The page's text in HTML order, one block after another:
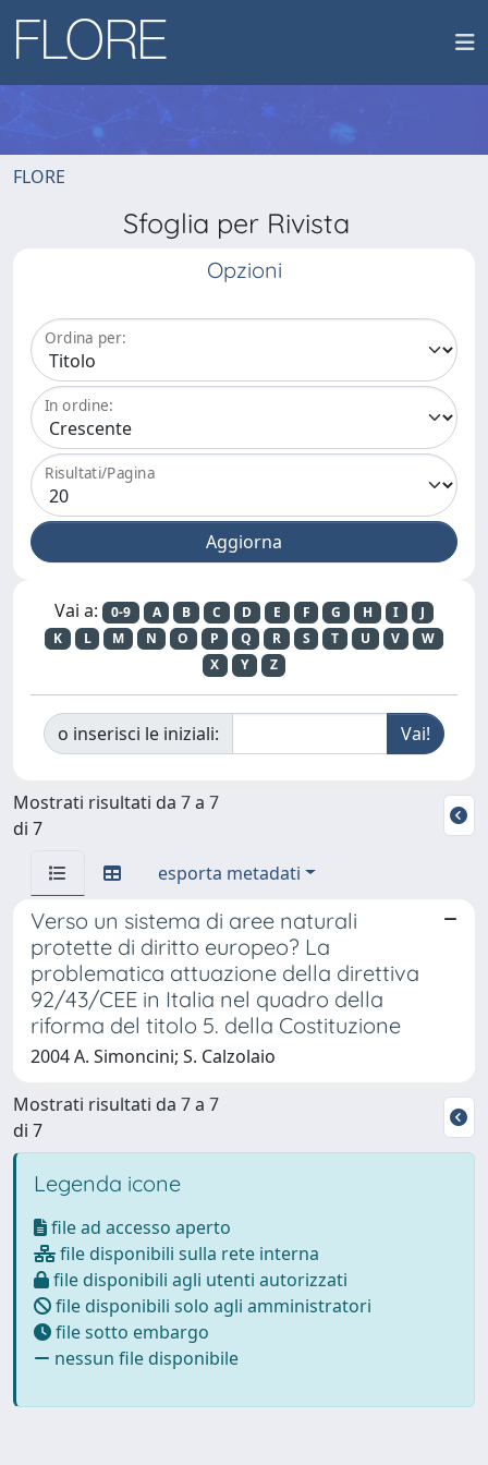
FLORE
Sfoglia per Rivista
Opzioni
Ordina per:
In ordine:
Risultati/Pagina
Vai a: 0-9 A B C D E F G H I
J
K
L M N O P Q R S T U V
W
X
Y Z
o inserisci le iniziali:
Mostrati risultati da 7 a 7
di 7
esporta metadati
Verso un sistema di aree naturali
protette di diritto europeo? La
problematica attuazione della direttiva
92/43/CEE in Italia nel quadro della
riforma del titolo 5. della Costituzione
2004 A. Simoncini; S. Calzolaio
Mostrati risultati da 7 a 7
di 7
Legenda icone
file ad accesso aperto
file disponibili sulla rete interna
file disponibili agli utenti autorizzati
file disponibili solo agli amministratori
file sotto embargo
nessun file disponibile